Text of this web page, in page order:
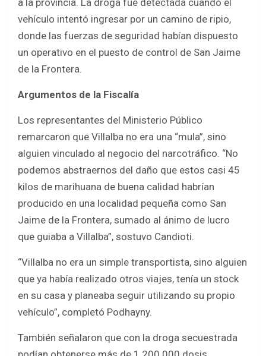
a la provincia. La droga fue detectada cuando el
vehículo intentó ingresar por un camino de ripio,
donde las fuerzas de seguridad habían dispuesto
un operativo en el puesto de control de San Jaime
de la Frontera.
Argumentos de la Fiscalía
Los representantes del Ministerio Público
remarcaron que Villalba no era una “mula”, sino
alguien vinculado al negocio del narcotráfico. “No
podemos abstraernos del daño que estos casi 45
kilos de marihuana de buena calidad habrían
producido en una localidad pequeña como San
Jaime de la Frontera, sumado al ánimo de lucro
que guiaba a Villalba”, sostuvo Candioti.
“Villalba no era un simple transportista, sino alguien
que ya había realizado otros viajes, tenía un stock
en su casa y planeaba seguir utilizando su propio
vehículo”, completó Podhayny.
También señalaron que con la droga secuestrada